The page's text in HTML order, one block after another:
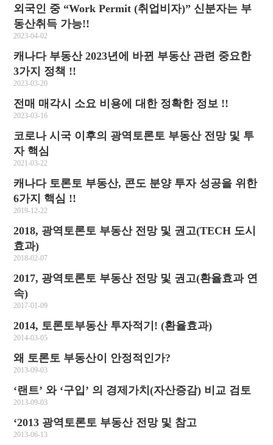
외국인 중 “Work Permit (취업비자)” 신분자는 부
동산취득 가능!!
2023-04-02
캐나다 부동산 2023년에 바뀐 부동산 관련 중요한
3가지 정책 !!
2023-03-20
전매 매각시 소요 비용에 대한 정확한 정보 !!
2023-03-16
코로나 시국 이후의 광역토론토 부동산 전망 및 투
자 핵심
2021-03-22
캐나다 토론토 부동산, 콘도 분양 투자 성공을 위한
6가지 핵심 !!
2019-12-22
2018, 광역토론토 부동산 전망 및 권고(TECH 도시
효과)
2018-02-07
2017, 광역토론토 부동산 전망 및 권고(환율효과 연
속)
2017-01-09
2014, 토론토부동산 투자적기! (환율효과)
2014-03-05
왜 토론토 부동산이 안정적인가?
2013-09-03
‘랜트’ 와 ‘구입’ 의 경제가치(자산증감) 비교 검토
2013-09-03
‘2013 광역토론토 부동산 전망 및 참고
2013-06-13